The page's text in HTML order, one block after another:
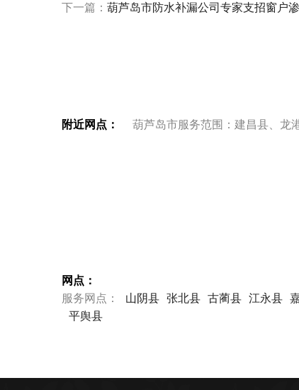
下一篇： 葫芦岛市防水补漏公司专家支招窗户
附近网点： 葫芦岛市服务范围：建昌县、龙
网点：
服务网点：
山阴县 张北县 古蔺县 江永县
平舆县